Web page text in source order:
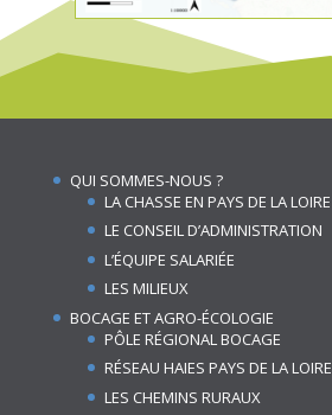
QUI SOMMES-NOUS ?
LA CHASSE EN PAYS DE LA LOIRE
LE CONSEIL D’ADMINISTRATION
L’ÉQUIPE SALARIÉE
LES MILIEUX
BOCAGE ET AGRO-ÉCOLOGIE
PÔLE RÉGIONAL BOCAGE
RÉSEAU HAIES PAYS DE LA LOIRE
LES CHEMINS RURAUX